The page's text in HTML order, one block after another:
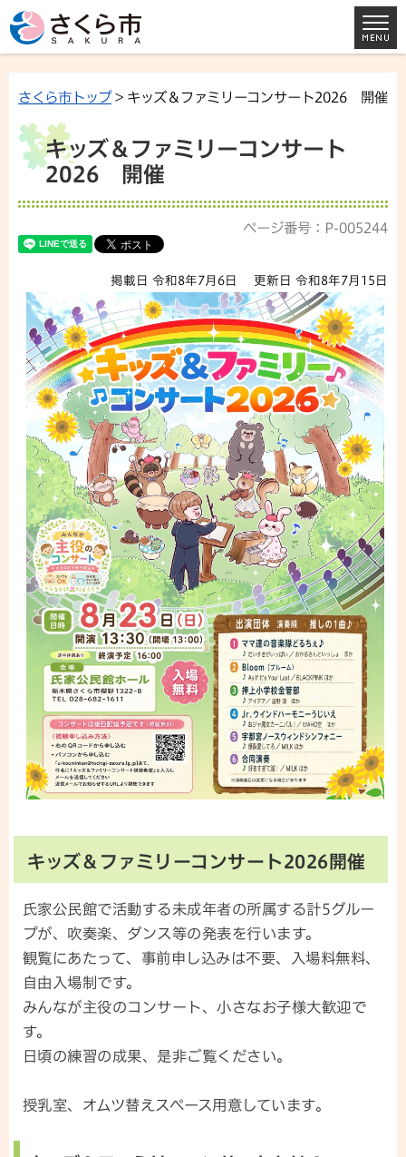
さくら市トップ> キッズ＆ファミリーコンサート2026 開催
キッズ＆ファミリーコンサート
2026 開催
ページ番号：P-005244
掲載日 令和8年7月6日 更新日 令和8年7月15日
キッズ＆ファミリーコンサート2026開催
氏家公民館で活動する未成年者の所属する計5グルー
プが、吹奏楽、ダンス等の発表を行います。
観覧にあたって、事前申し込みは不要、入場料無料、
自由入場制です。
みんなが主役のコンサート、小さなお子様大歓迎で
す。
日頃の練習の成果、是非ご覧ください。
授乳室、オムツ替えスペース用意しています。